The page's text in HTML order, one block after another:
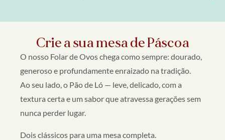
Crie a sua mesa de Páscoa
O nosso Folar de Ovos chega como sempre: dourado,
generoso e profundamente enraizado na tradição.
Ao seu lado, o Pão de Ló — leve, delicado, com a
textura certa e um sabor que atravessa gerações sem
nunca perder lugar.
Dois clássicos para uma mesa completa.